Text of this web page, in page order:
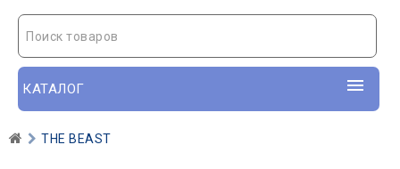
Поиск товаров
КАТАЛОГ
THE BEAST